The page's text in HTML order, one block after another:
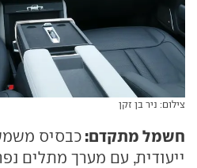
צילום: ניר בן זקן
חשמל מתקדם: כבסיס
ייעודית, עם מערך מתלים